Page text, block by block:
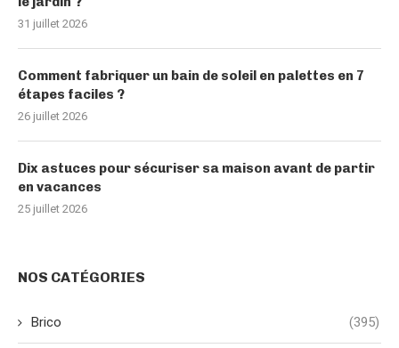
31 juillet 2026
Comment fabriquer un bain de soleil en palettes en 7
étapes faciles ?
26 juillet 2026
Dix astuces pour sécuriser sa maison avant de partir
en vacances
25 juillet 2026
NOS CATÉGORIES
Brico (395)